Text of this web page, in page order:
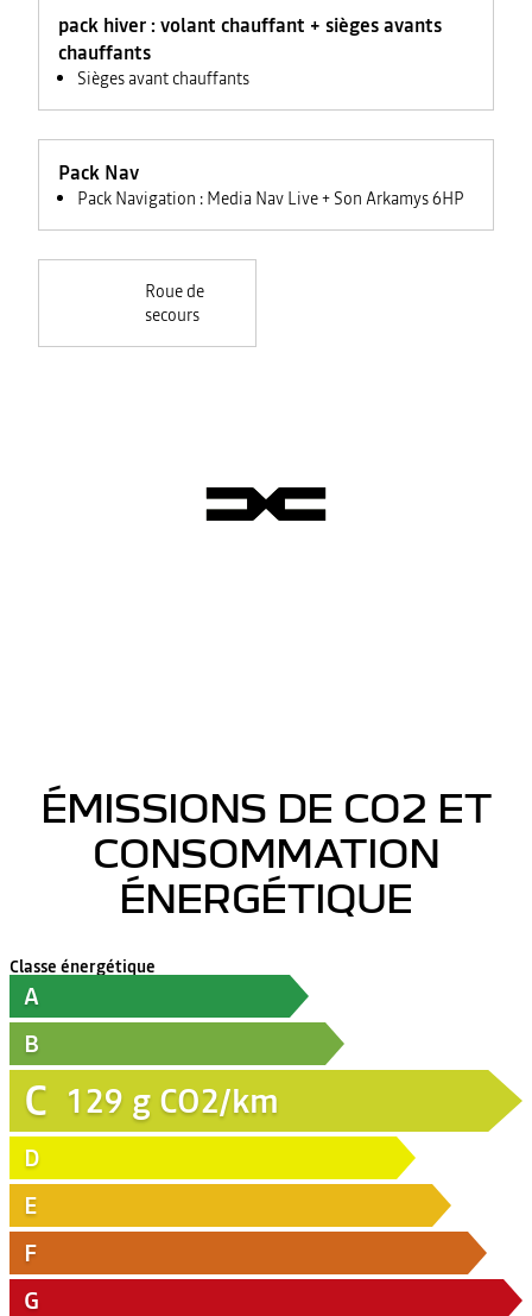
pack hiver : volant chauffant + sièges avants
chauffants
Sièges avant chauffants
rétroviseurs
Pack Nav
Pack Navigation : Media Nav Live + Son Arkamys 6HP
Roue de
secours
ÉMISSIONS DE CO2 ET
CONSOMMATION
ÉNERGÉTIQUE
Classe énergétique
A
B
C 129 g CO2/km
D
E
F
G